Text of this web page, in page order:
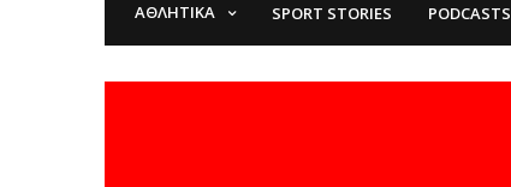
ΑΘΛΗΤΙΚΆ SPORT STORIES PODCASTS